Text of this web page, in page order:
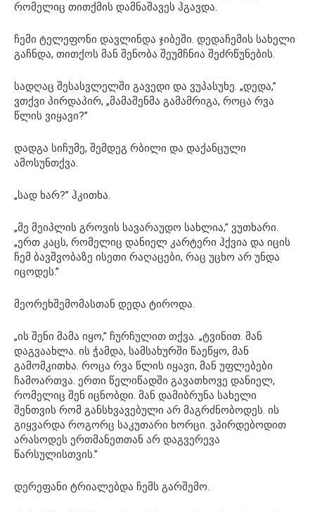
რომელიც თითქმის დამნაშავეს ჰგავდა.
ჩემი ტელეფონი დავლინდა ჯიბეში. დედაჩემის სახელი
გაჩნდა, თითქოს მან შენობა შეუმჩნია შეძრწუნების.
სადღაც შესასვლელში გავედი და ვუპასუხე. „დედა,”
ვთქვი პირდაპირ, „მამაშენმა გამამრიგა, როცა რვა
წლის ვიყავი?”
დადგა სიჩუმე, შემდეგ რბილი და დაქანცული
ამოსუნთქვა.
„სად ხარ?” ჰკითხა.
„მე მეიპლის გროვის სავარაუდო სახლია,” ვუთხარი.
„ერთ კაცს, რომელიც დანიელ კარტერი ჰქვია და იცის
ჩემ ბავშვობაზე ისეთი რაღაცები, რაც უცხო არ უნდა
იცოდეს.”
მეორეხშემომასთან დედა ტიროდა.
„ის შენი მამა იყო,” ჩურჩულით თქვა. „ტვინით. მან
დაგვაახლა. ის ჭამდა, სამსახურში წაეწყო, მან
გამომკითხა. როცა რვა წლის იყავი, მან უფლებები
ჩამოართვა. ერთი წელიწადში გავათხოვე დანიელ,
რომელიც შენ იცნობდი. მან დამიბრუნა სახელი
შენთვის რომ განსხვავებული არ მაგრძნობოდეს. ის
გიყვარდა როგორც საკუთარი ხორცი. ვპირდებოდით
არასოდეს ერთმანეთთან არ დაგვერევა
წარსულისთვის.”
დერეფანი ტრიალებდა ჩემს გარშემო.